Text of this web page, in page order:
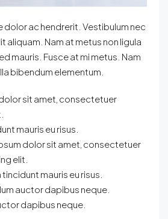
dolor ac hendrerit. Vestibulum nec
aliquam. Nam at metus non ligula
mauris. Fusce at mi metus. Nam
bibendum elementum.
sit amet, consectetuer
mauris eu risus.
dolor sit amet, consectetuer
elit.
mauris eu risus.
auctor dapibus neque.
dapibus neque.